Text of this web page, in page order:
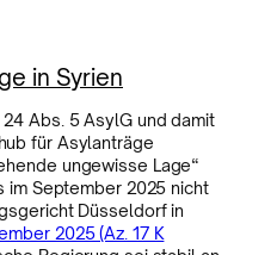
in Syrien
Abs. 5 AsylG und damit
für Asylanträge
ungewisse Lage“
im September 2025 nicht
Düsseldorf in
2025 (Az. 17 K